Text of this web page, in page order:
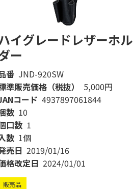
イグレードレザーホル
ー
番 JND-920SW
準販売価格（税抜）
5,000円
コード 4937897061844
数 10
口数 1
数 1個
売日 2019/01/16
格改定日 2024/01/01
販売品